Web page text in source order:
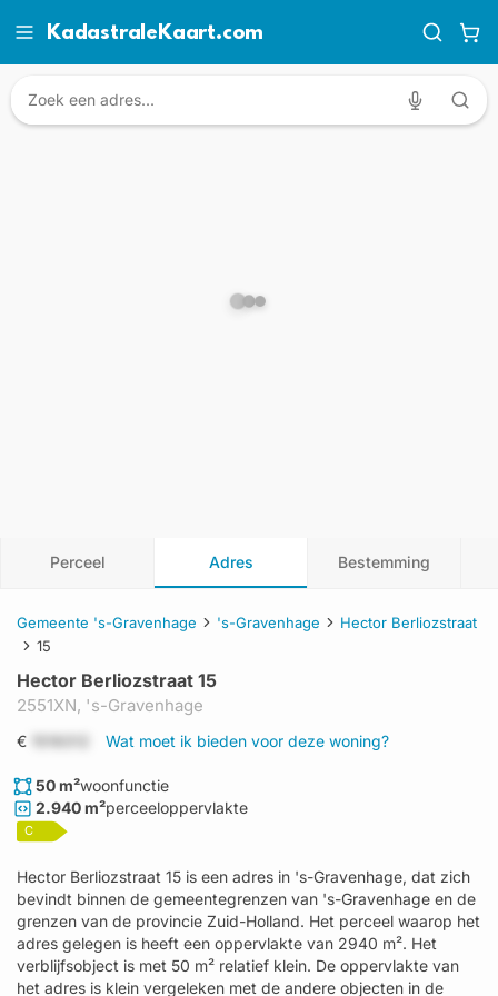
KadastraleKaart.com
Perceel Adres Bestemming
Gemeente 's-Gravenhage 's-Gravenhage
Hector Berliozstraat
15
Hector Berliozstraat 15
2551XN, 's-Gravenhage
€ Wat moet ik bieden voor deze woning?
50 m²woonfunctie
2.940 m²perceeloppervlakte
C
Hector Berliozstraat 15 is een adres in 's-Gravenhage, dat zich
bevindt binnen de gemeentegrenzen van 's-Gravenhage en de
grenzen van de provincie Zuid-Holland. Het perceel waarop het
adres gelegen is heeft een oppervlakte van 2940 m². Het
verblijfsobject is met 50 m² relatief klein. De oppervlakte van
het adres is klein vergeleken met de andere objecten in de